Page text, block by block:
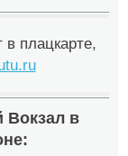
плацкарте,
в